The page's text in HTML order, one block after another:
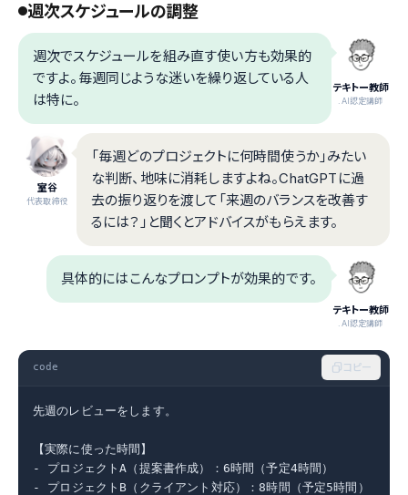
週次スケジュールの調整
テキトー教師
.AI認定講師
週次でスケジュールを組み直す使い方も効果的
ですよ。毎週同じような迷いを繰り返している人
は特に。
室谷
代表取締役
「毎週どのプロジェクトに何時間使うか」みたい
な判断、地味に消耗しますよね。ChatGPTに過
去の振り返りを渡して「来週のバランスを改善す
るには？」と聞くとアドバイスがもらえます。
テキトー教師
.AI認定講師
具体的にはこんなプロンプトが効果的です。
code コピー
先週のレビューをします。
【実際に使った時間】
- プロジェクトA（提案書作成）：6時間（予定4時間）
- プロジェクトB（クライアント対応）：8時間（予定5時間）